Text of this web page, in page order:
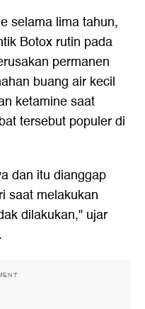
selama lima tahun,
Botox rutin pada
permanen
buang air kecil
ketamine saat
tersebut populer di
dan itu dianggap
saat melakukan
dilakukan," ujar